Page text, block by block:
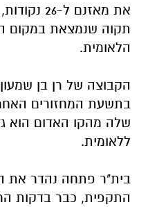
את מאזנם
הלאומית.
הקבוצה של רן בן
בתשעת המחזורים
שלה מהקו האדום הוא
ללאומית.
בית"ר פתחה נהדר את
התקפית, כבר בדקות